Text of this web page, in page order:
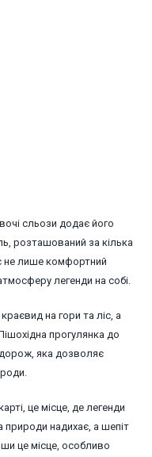
сльози додає його
розташований за кілька
не лише комфортний
легенди на собі.
на гори та ліс, а
прогулянка до
яка дозволяє
це місце, де легенди
природи надихає, а шепіт
це місце, особливо